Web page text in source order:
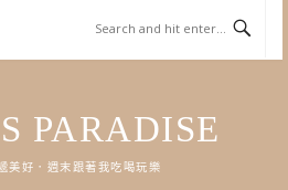
PARADISE
美好．週末跟著我吃喝玩樂